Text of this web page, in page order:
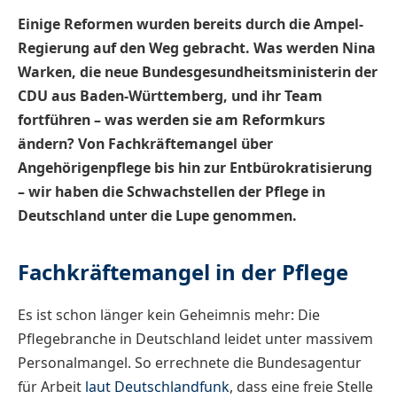
Einige Reformen wurden bereits durch die Ampel-
Regierung auf den Weg gebracht. Was werden Nina
Warken, die neue Bundesgesundheitsministerin der
CDU aus Baden-Württemberg, und ihr Team
fortführen–was werden sie am Reformkurs
ändern? Von Fachkräftemangel über
Angehörigenpflege bis hin zur Entbürokratisierung
– wir haben die Schwachstellen der Pflege in
Deutschland unter die Lupe genommen.
Fachkräftemangel in der Pflege
Es ist schon länger kein Geheimnis mehr: Die
Pflegebranche in Deutschland leidet unter massivem
Personalmangel. So errechnete die Bundesagentur
für Arbeit laut Deutschlandfunk, dass eine freie Stelle